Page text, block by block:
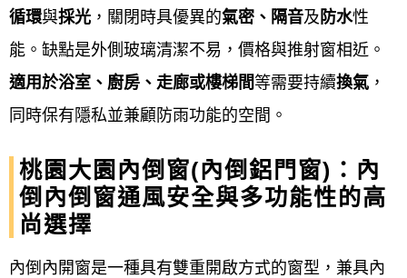
現場安裝施工 ：
拆除舊窗 ：: 若有舊窗，需先進行拆
除。
新框安裝：: 將新窗框依序固定於牆
面，並確保水平與垂直，例如使用
膨脹螺栓或固定片。
循環與採光 ，關閉時具優異的氣密、隔音及 防水性
能。缺點是外側玻璃清潔不易，價格與推射窗相近。
適用於浴室、廚房、走廊或樓梯間等需要持續換氣 ，
同時保有隱私並兼顧防雨功能的空間。
桃園大園內倒窗(內倒鋁門窗)：內
倒內倒窗通風安全與多功能性的高
尚選擇
內倒內開窗是一種具有雙重開啟方式的窗型，兼具內